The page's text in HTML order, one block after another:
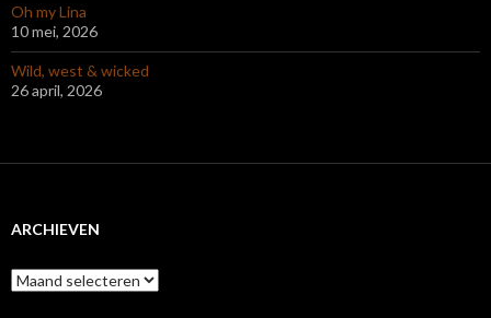
Oh my Lina
10 mei, 2026
Wild, west & wicked
26 april, 2026
ARCHIEVEN
Archieven